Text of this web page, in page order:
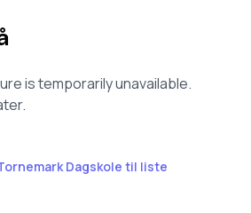
is temporarily unavailable.
Dagskole til liste